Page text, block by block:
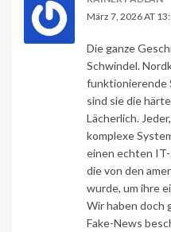
März 7, 2026 AT
Die ganze
Schwindel.
funktionierende
sind sie die
Lächerlich.
komplexe
einen echten IT-
die von den
wurde, um ihre
Wir haben doch
Fake-News